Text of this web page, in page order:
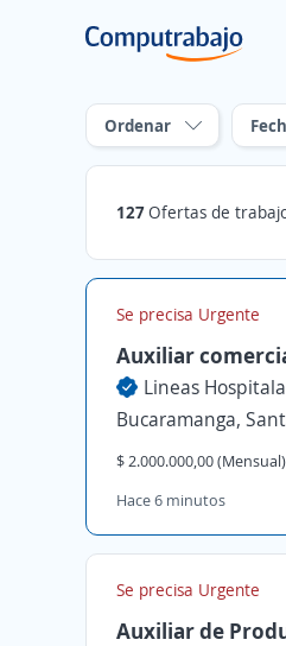
Ordenar
127Ofertas de trabajo de
Se precisa Urgente
Auxiliar
Lineas
Bucaramanga,
$ 2.000.000,00 (Mensual)
Hace 6 minutos
Se precisa Urgente
Auxiliar de